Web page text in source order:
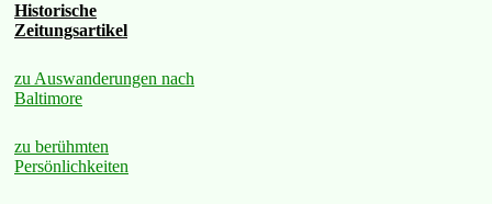
Historische
Zeitungsartikel
zu Auswanderungen nach
Baltimore
zu berühmten
Persönlichkeiten